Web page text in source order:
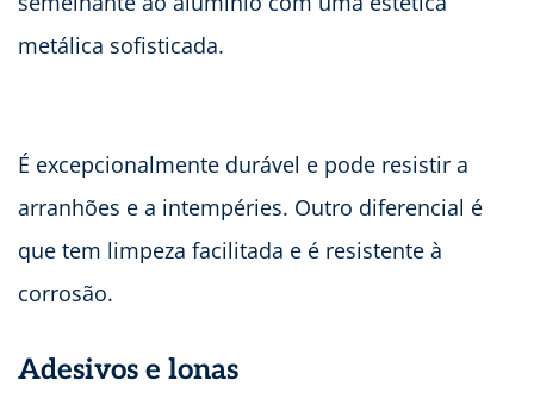
metálica sofisticada.
É excepcionalmente durável e pode resistir a
arranhões e a intempéries. Outro diferencial é
que tem limpeza facilitada e é resistente à
corrosão.
Adesivos e lonas